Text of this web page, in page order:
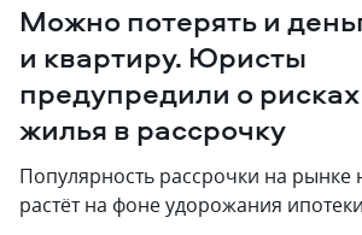
Можно потерять и
и квартиру. Юристы
предупредили о
жилья в рассрочку
Популярность рассрочки на рынке
растёт на фоне удорожания